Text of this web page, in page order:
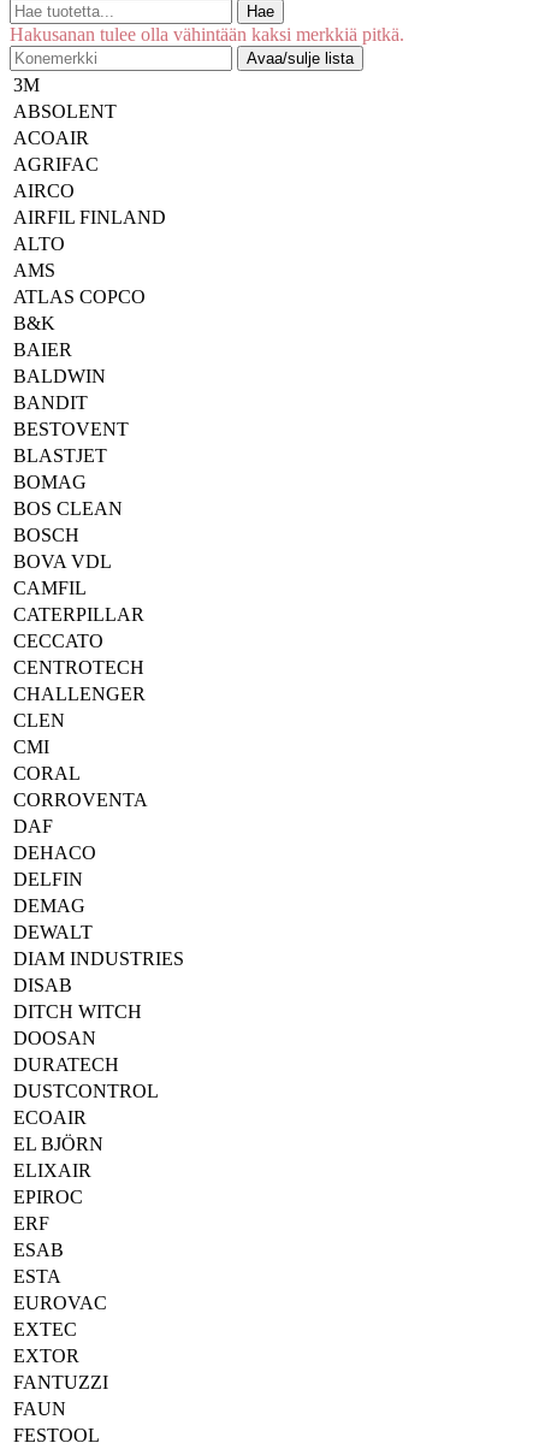
Hae
Hakusanan tulee olla vähintään kaksi merkkiä pitkä.
Avaa/sulje lista
3M
ABSOLENT
ACOAIR
AGRIFAC
AIRCO
AIRFIL FINLAND
ALTO
AMS
ATLAS COPCO
B&K
BAIER
BALDWIN
BANDIT
BESTOVENT
BLASTJET
BOMAG
BOS CLEAN
BOSCH
BOVA VDL
CAMFIL
CATERPILLAR
CECCATO
CENTROTECH
CHALLENGER
CLEN
CMI
CORAL
CORROVENTA
DAF
DEHACO
DELFIN
DEMAG
DEWALT
DIAM INDUSTRIES
DISAB
DITCH WITCH
DOOSAN
DURATECH
DUSTCONTROL
ECOAIR
EL BJÖRN
ELIXAIR
EPIROC
ERF
ESAB
ESTA
EUROVAC
EXTEC
EXTOR
FANTUZZI
FAUN
FESTOOL